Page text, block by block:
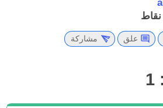
نقاط
علق مشاركة
1